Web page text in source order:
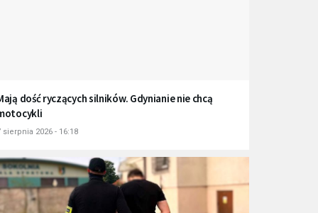
dość ryczących silników. Gdynianie nie chcą
sierpnia 2026 - 16:18